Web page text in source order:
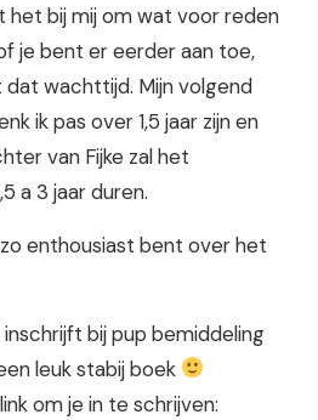
het bij mij om wat voor reden
je bent er eerder aan toe,
dat wachttijd. Mijn volgend
ik pas over 1,5 jaar zijn en
van Fijke zal het
a 3 jaar duren.
enthousiast bent over het
inschrijft bij pup bemiddeling
leuk stabij boek
om je in te schrijven: